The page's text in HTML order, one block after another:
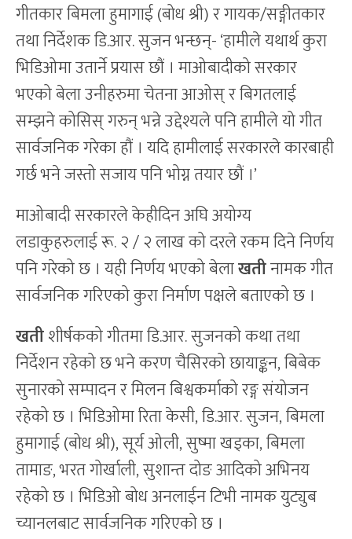
गीतकार बिमला हुमागाई (बोध श्री) र गायक/सङ्गीतकार
तथा निर्देशक डि.आर. सुजन भन्छन्- ‘हामीले यथार्थ कुरा
भिडिओमा उतार्ने प्रयास छौं । माओबादीको सरकार
भएको बेला उनीहरुमा चेतना आओस् र बिगतलाई
सम्झने कोसिस् गरुन् भन्ने उद्देश्यले पनि हामीले यो गीत
सार्वजनिक गरेका हौं । यदि हामीलाई सरकारले कारबाही
गर्छ भने जस्तो सजाय पनि भोग्न तयार छौं ।’
माओबादी सरकारले केहीदिन अघि अयोग्य
लडाकुहरुलाई रू. २ / २ लाख को दरले रकम दिने निर्णय
पनि गरेको छ । यही निर्णय भएको बेलाखतीनामक गीत
सार्वजनिक गरिएको कुरा निर्माण पक्षले बताएको छ ।
खतीशीर्षकको गीतमा डि.आर. सुजनको कथा तथा
निर्देशन रहेको छ भने करण चैसिरको छायाङ्कन, बिबेक
सुनारको सम्पादन र मिलन बिश्वकर्माको रङ्ग संयोजन
रहेको छ । भिडिओमा रिता केसी, डि.आर. सुजन, बिमला
हुमागाई (बोध श्री), सूर्य ओली, सुष्मा खड्का, बिमला
तामाङ, भरत गोर्खाली, सुशान्त दोङ आदिको अभिनय
रहेको छ । भिडिओ बोध अनलाईन टिभी नामक युट्युब
च्यानलबाट सार्वजनिक गरिएको छ ।